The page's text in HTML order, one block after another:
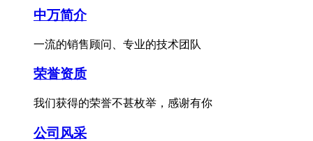
中万简介
一流的销售顾问、专业的技术团队
荣誉资质
我们获得的荣誉不甚枚举，感谢有你
公司风采